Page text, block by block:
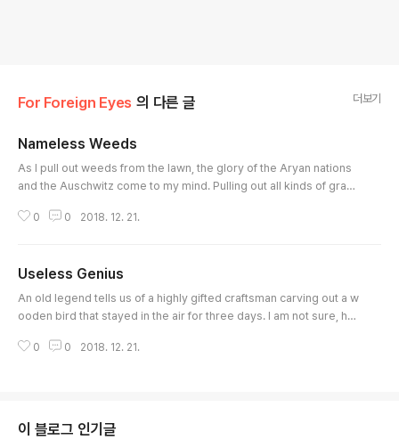
For Foreign Eyes 의 다른 글 더보기
Nameless Weeds
As I pull out weeds from the lawn, ​the glory of the Aryan nations
and the Auschwitz come to my mind. Pulling out all kinds of grass
cademy. And of the Indians at Wounded Knee. Lawn weeding is a
h..
0 0 2018. 12. 21.
Useless Genius
An old legend tells us of a highly gifted craftsman carving out a w
ooden bird that stayed in the air for three days. I am not sure, ho
t of an ordinary carpenter who produces good cartwheels.
0 0 2018. 12. 21.
이 블로그 인기글